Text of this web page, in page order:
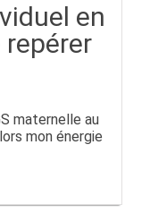
en
repérer
maternelle au
mon énergie